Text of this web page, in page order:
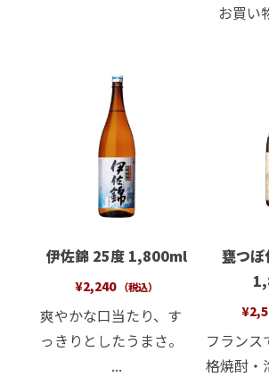
お買い
伊佐錦 25度 1,800ml
¥2,240 （税込）
爽やかな口当たり、す
っきりとしたうまさ。
...
甕つ
¥
フランス
格焼酎・